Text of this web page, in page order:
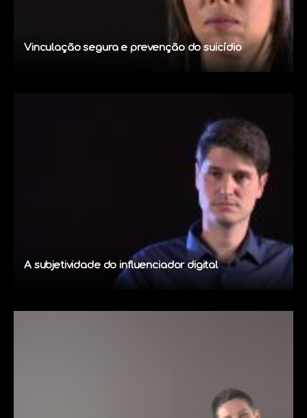
Vinculação segura e prevenção do suicídio
A subjetividade do influenciador digital